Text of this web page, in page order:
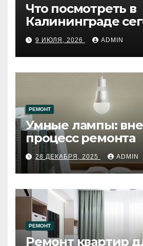
Что посмотреть в
Калининграде
путеводитель по
западному городу
9 ИЮЛЯ, 2026 ADMIN
РЕМОНТ
Умные лампы:
процесс ремонта
28 ДЕКАБРЯ, 2025 ADMIN
РЕМОНТ
Ремонт квартир